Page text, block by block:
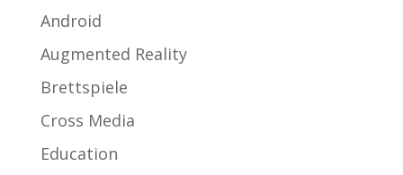
Android
Augmented Reality
Brettspiele
Cross Media
Education